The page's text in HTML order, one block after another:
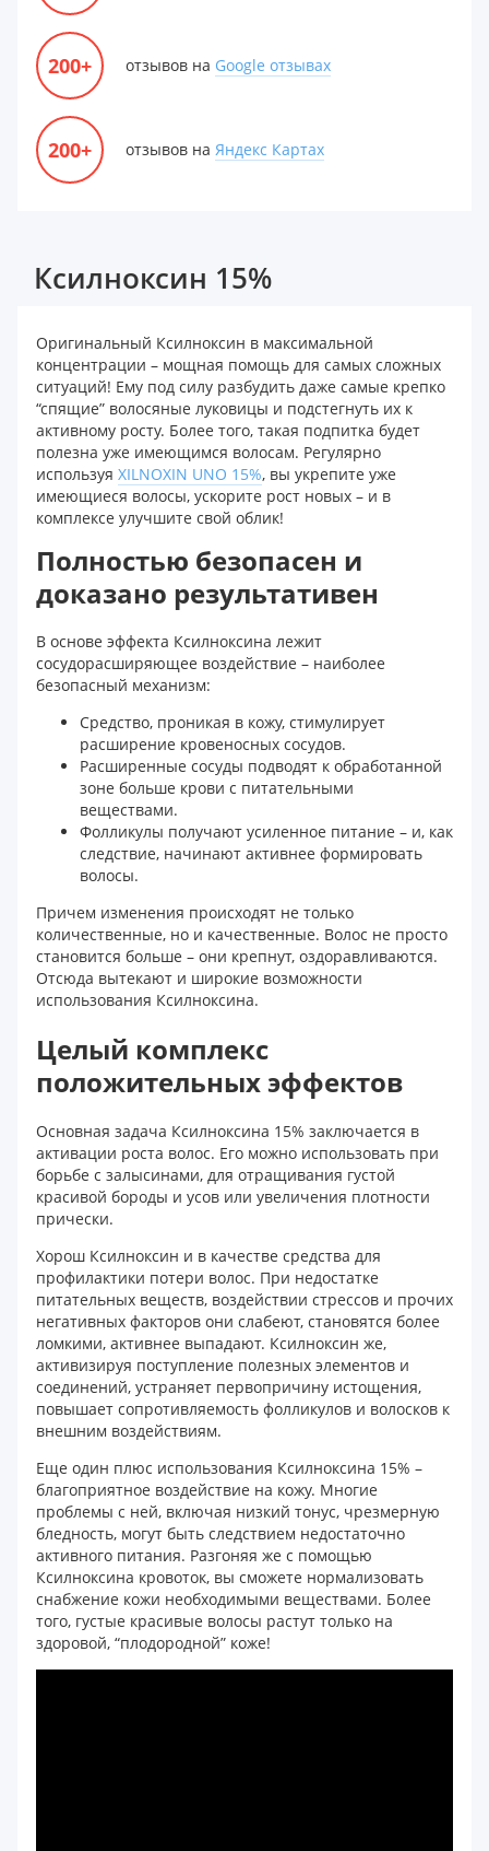
200+ отзывов на Google отзывах
200+ отзывов на Яндекс Картах
Ксилноксин 15%
Оригинальный Ксилноксин в максимальной
концентрации – мощная помощь для самых сложных
ситуаций! Ему под силу разбудить даже самые крепко
“спящие” волосяные луковицы и подстегнуть их к
активному росту. Более того, такая подпитка будет
полезна уже имеющимся волосам. Регулярно
используя XILNOXIN UNO 15%, вы укрепите уже
имеющиеся волосы, ускорите рост новых – и в
комплексе улучшите свой облик!
Полностью безопасен и
доказано результативен
В основе эффекта Ксилноксина лежит
сосудорасширяющее воздействие – наиболее
безопасный механизм:
Средство, проникая в кожу, стимулирует
расширение кровеносных сосудов.
Расширенные сосуды подводят к обработанной
зоне больше крови с питательными
веществами.
Фолликулы получают усиленное питание – и, как
следствие, начинают активнее формировать
волосы.
Причем изменения происходят не только
количественные, но и качественные. Волос не просто
становится больше – они крепнут, оздоравливаются.
Отсюда вытекают и широкие возможности
использования Ксилноксина.
Целый комплекс
положительных эффектов
Основная задача Ксилноксина 15% заключается в
активации роста волос. Его можно использовать при
борьбе с залысинами, для отращивания густой
красивой бороды и усов или увеличения плотности
прически.
Хорош Ксилноксин и в качестве средства для
профилактики потери волос. При недостатке
питательных веществ, воздействии стрессов и прочих
негативных факторов они слабеют, становятся более
ломкими, активнее выпадают. Ксилноксин же,
активизируя поступление полезных элементов и
соединений, устраняет первопричину истощения,
повышает сопротивляемость фолликулов и волосков к
внешним воздействиям.
Еще один плюс использования Ксилноксина 15% –
благоприятное воздействие на кожу. Многие
проблемы с ней, включая низкий тонус, чрезмерную
бледность, могут быть следствием недостаточно
активного питания. Разгоняя же с помощью
Ксилноксина кровоток, вы сможете нормализовать
снабжение кожи необходимыми веществами. Более
того, густые красивые волосы растут только на
здоровой, “плодородной” коже!